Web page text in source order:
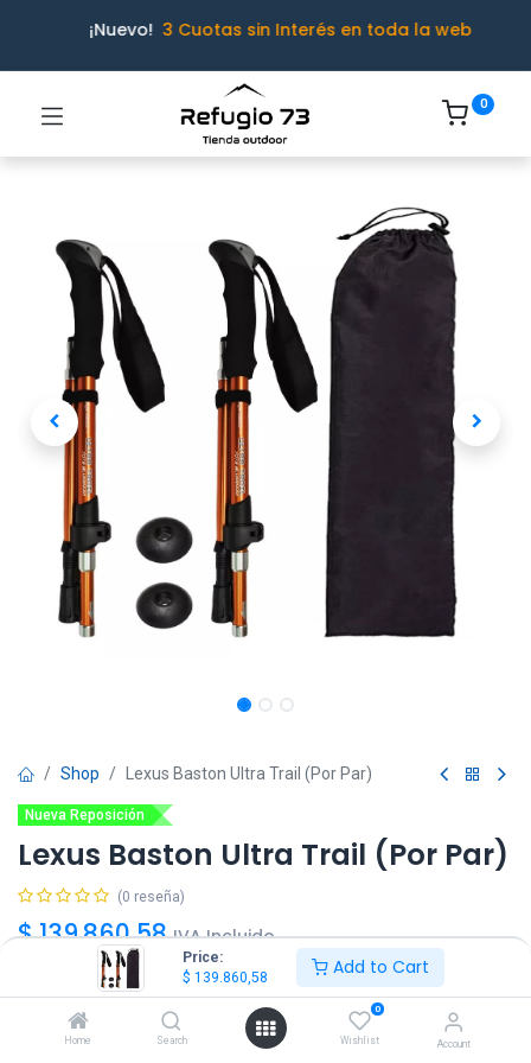
Price:
$ 139.860,58 Add to Cart
Home Search
0
Wishlist Account
¡Nuevo! 3 Cuotas sin Interés en toda la web
0
Shop Lexus Baston Ultra Trail (Por Par)
Nueva Reposición
Lexus Baston Ultra Trail (Por Par)
(0 reseña)
$139.860,58 IVA Incluido